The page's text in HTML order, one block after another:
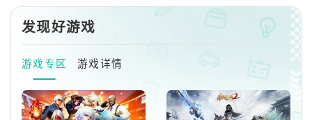
里，形成一个更偏娱乐化、节奏
更快的多人模式。根据官方说法
BG游戏内的新枢纽中心，玩家能
在此探索并游玩其他玩家创作的
游戏。官方今（6）日宣布，为庆
与Overwolf旗下模组与扩充元件
平台之一CurseForge合作，举
办「PUBGxCurseForgeUGC创
作大赛」，提供总金
发现好游戏
游戏专区 游戏详情